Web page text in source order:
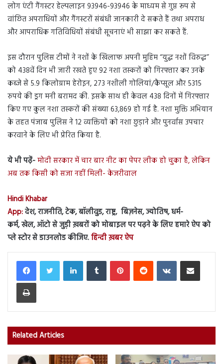
लोग एंटी गैंगस्टर हेल्पलाइन 93946-93946 के माध्यम से गुप्त रूप से
वांछित अपराधियों और गैंगस्टरों संबंधी जानकारी दे सकते हैं तथा अपराध
और आपराधिक गतिविधियों संबंधी सूचनाएं भी साझा कर सकते हैं.
इस दौरान पुलिस टीमों ने नशों के खिलाफ अपनी मुहिम “युद्ध नशों विरुद्ध”
को 438वें दिन भी जारी रखते हुए 92 नशा तस्करों को गिरफ्तार कर उनके
कब्जे से 5.9 किलोग्राम हेरोइन, 273 नशीली गोलियां/कैप्सूल और 5315
रुपये की ड्रग मनी बरामद की. इसके साथ ही केवल 438 दिनों में गिरफ्तार
किए गए कुल नशा तस्करों की संख्या 63,869 हो गई है. नशा मुक्ति अभियान
के तहत पंजाब पुलिस ने 12 व्यक्तियों को नशा छुड़ाने और पुनर्वास उपचार
करवाने के लिए भी प्रेरित किया है.
ये भी पढ़ें-मोदी सरकार में चार बार नीट का पेपर लीक हो चुका है, लेकिन
अब तक किसी को सजा नहीं मिली- केजरीवाल
Hindi Khabar
App:देश, राजनीति, टेक, बॉलीवुड, राष्ट्र, बिज़नेस, ज्योतिष, धर्म-
कर्म, खेल, ऑटो से जुड़ी ख़बरों को मोबाइल पर पढ़ने के लिए हमारे ऐप को
प्ले स्टोर से डाउनलोड कीजिए.हिन्दी ख़बर ऐप
LinkedInTumblr PinterestReddit VKontakteShare via Email
Print
Related Articles